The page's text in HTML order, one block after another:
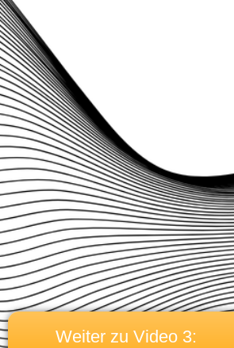
Weiter zu Video 3: